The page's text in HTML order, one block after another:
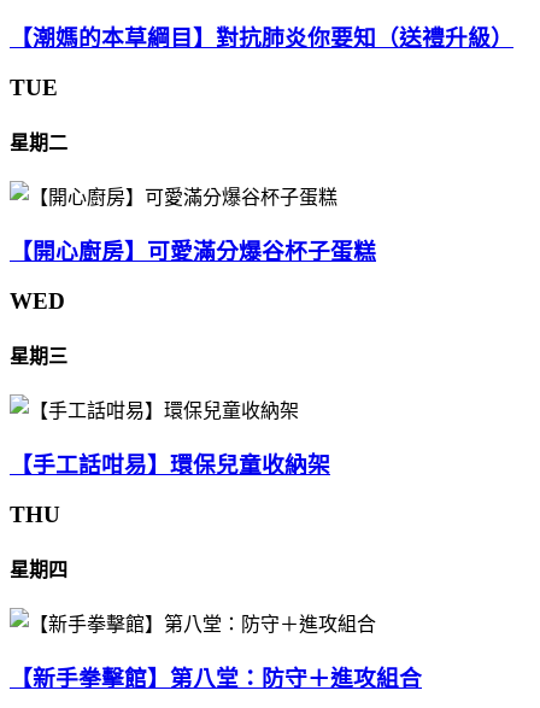
【潮媽的本草綱目】對抗肺炎你要知（送禮升級）
TUE
星期二
【開心廚房】可愛滿分爆谷杯子蛋糕
WED
星期三
【手工話咁易】環保兒童收納架
THU
星期四
【新手拳擊館】第八堂：防守＋進攻組合